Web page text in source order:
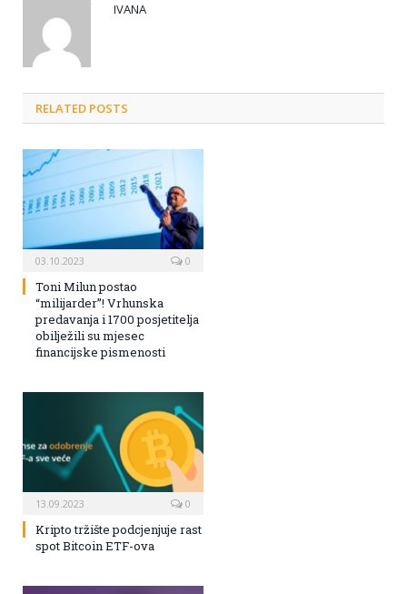
IVANA
RELATED POSTS
03.10.2023 0
Toni Milun postao
“milijarder”! Vrhunska
predavanja i 1700 posjetitelja
obilježili su mjesec
financijske pismenosti
13.09.2023 0
Kripto tržište podcjenjuje rast
spot Bitcoin ETF-ova